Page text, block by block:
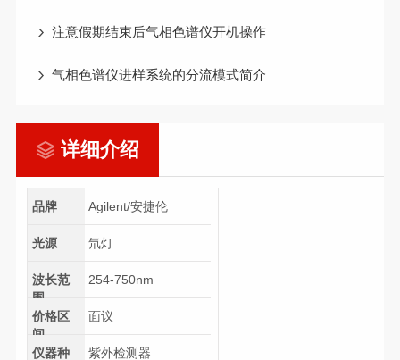
注意假期结束后气相色谱仪开机操作
气相色谱仪进样系统的分流模式简介
详细介绍
品牌 Agilent/安捷伦
光源 氘灯
波长范
围
254-750nm
价格区
间
面议
仪器种 紫外检测器